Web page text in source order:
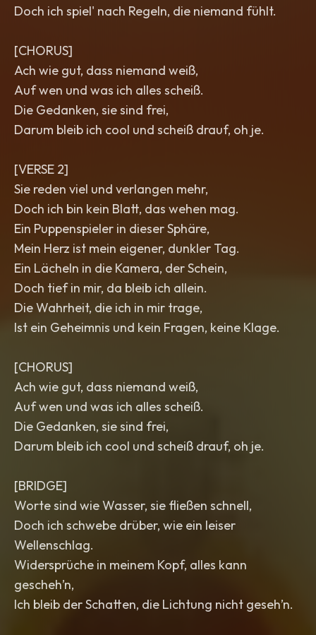
Doch ich spiel' nach Regeln, die niemand fühlt.
[CHORUS]
Ach wie gut, dass niemand weiß,
Auf wen und was ich alles scheiß.
Die Gedanken, sie sind frei,
Darum bleib ich cool und scheiß drauf, oh je.
[VERSE 2]
Sie reden viel und verlangen mehr,
Doch ich bin kein Blatt, das wehen mag.
Ein Puppenspieler in dieser Sphäre,
Mein Herz ist mein eigener, dunkler Tag.
Ein Lächeln in die Kamera, der Schein,
Doch tief in mir, da bleib ich allein.
Die Wahrheit, die ich in mir trage,
Ist ein Geheimnis und kein Fragen, keine Klage.
[CHORUS]
Ach wie gut, dass niemand weiß,
Auf wen und was ich alles scheiß.
Die Gedanken, sie sind frei,
Darum bleib ich cool und scheiß drauf, oh je.
[BRIDGE]
Worte sind wie Wasser, sie fließen schnell,
Doch ich schwebe drüber, wie ein leiser
Wellenschlag.
Widersprüche in meinem Kopf, alles kann
gescheh’n,
Ich bleib der Schatten, die Lichtung nicht geseh’n.